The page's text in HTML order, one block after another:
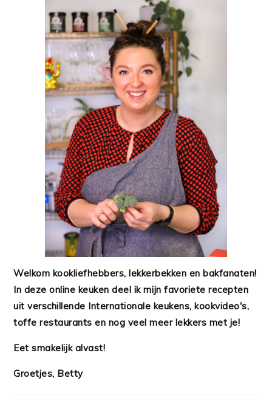
Welkom kookliefhebbers, lekkerbekken en bakfanaten!
In deze online keuken deel ik mijn favoriete recepten
uit verschillende Internationale keukens, kookvideo's,
toffe restaurants en nog veel meer lekkers met je!
Eet smakelijk alvast!
Groetjes, Betty